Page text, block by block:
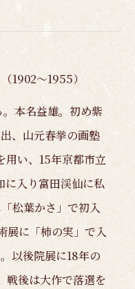
1902～1955）
本名益雄。初め紫
、山元春挙の画塾
用い、15年京都市立
に入り富田渓仙に私
松葉かさ」で初入
展に「柿の実」で入
以後院展に18年の
戦後は大作で落選を